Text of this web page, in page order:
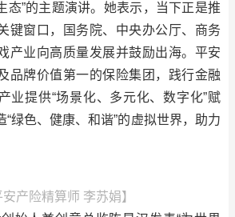
态”的主题演讲。她表示，当下正是推
键窗口，国务院、中央办公厅、商务
产业向高质量发展并鼓励出海。平安
品牌价值第一的保险集团，践行金融
业提供“场景化、多元化、数字化”赋
“绿色、健康、和谐”的虚拟世界，助力
安产险精算师 李苏娟】